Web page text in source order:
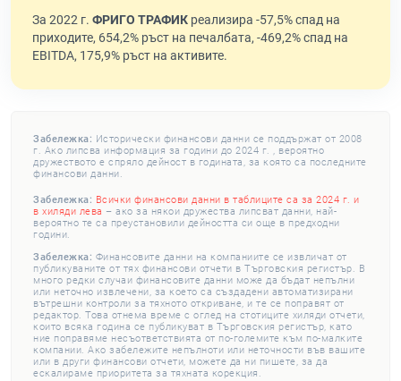
За 2022 г. ФРИГО ТРАФИК реализира -57,5% спад на
приходите, 654,2% ръст на печалбата, -469,2% спад на
EBITDA, 175,9% ръст на активите.
Забележка: Исторически финансови данни се поддържат от 2008
г. Ако липсва информация за години до 2024 г. , вероятно
дружеството е спряло дейност в годината, за която са последните
финансови данни.
Забележка: Всички финансови данни в таблиците са за 2024 г. и
в хиляди лева – ако за някои дружества липсват данни, най-
вероятно те са преустановили дейността си още в предходни
години.
Забележка: Финансовите данни на компаниите се извличат от
публикуваните от тях финансови отчети в Търговския регистър. В
много редки случаи финансовите данни може да бъдат непълни
или неточно извлечени, за което са създадени автоматизирани
вътрешни контроли за тяхното откриване, и те се поправят от
редактор. Това отнема време с оглед на стотиците хиляди отчети,
които всяка година се публикуват в Търговския регистър, като
ние поправяме несъответствията от по-големите към по-малките
компании. Ако забележите непълноти или неточности във вашите
или в други финансови отчети, можете да ни пишете, за да
ескалираме приоритета за тяхната корекция.